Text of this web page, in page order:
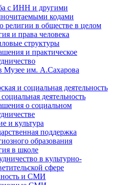
с ИНН и другими
кодами
религии в обществе в целом
и права человека
структуры
и практическое
Музее им. А.Сахарова
и социальная деятельность
деятельность
о социальном
и культура
поддержка
образования
в школе
в культурно-
сфере
и СМИ